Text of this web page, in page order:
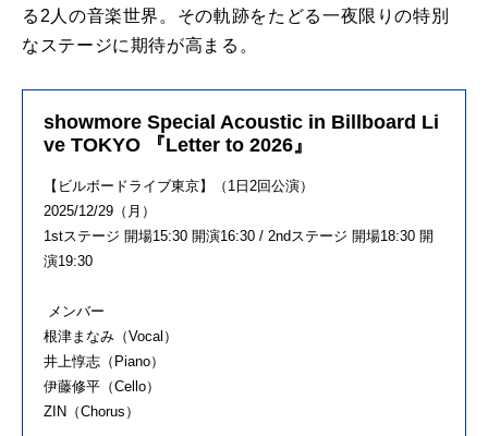
る2人の音楽世界。その軌跡をたどる一夜限りの特別
なステージに期待が高まる。
showmore Special Acoustic in Billboard Li
ve TOKYO 『Letter to 2026』
【ビルボードライブ東京】（1日2回公演）
2025/12/29（月）
1stステージ 開場15:30 開演16:30 / 2ndステージ 開場18:30 開
演19:30
メンバー
根津まなみ（Vocal）
井上惇志（Piano）
伊藤修平（Cello）
ZIN（Chorus）